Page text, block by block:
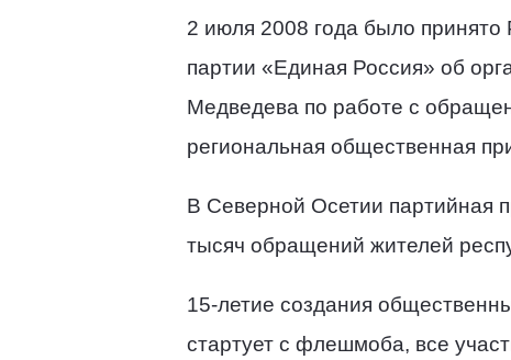
2 июля 2008 года было принято
партии «Единая Россия» об
Медведева по работе с
региональная общественная
В Северной Осетии партийная
тысяч обращений жителей
15-летие создания
стартует с флешмоба, все